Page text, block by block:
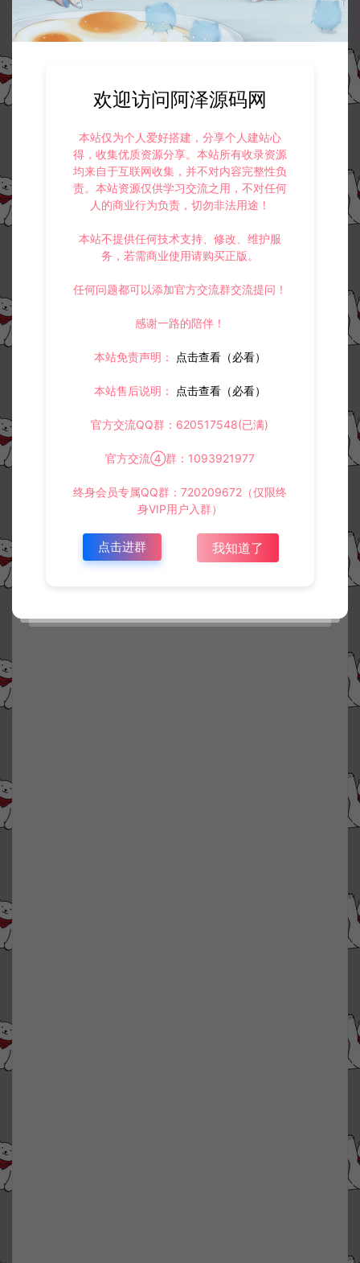
欢迎访问阿泽源码网
本站仅为个人爱好搭建，分享个人建站心
得，收集优质资源分享。本站所有收录资源
均来自于互联网收集，并不对内容完整性负
责。本站资源仅供学习交流之用，不对任何
人的商业行为负责，切勿非法用途！
本站不提供任何技术支持、修改、维护服
务，若需商业使用请购买正版。
任何问题都可以添加官方交流群交流提问！
感谢一路的陪伴！
本站免责声明： 点击查看（必看）
本站售后说明： 点击查看（必看）
官方交流QQ群：620517548(已满)
官方交流④群：1093921977
终身会员专属QQ群：720209672（仅限终
身VIP用户入群）
点击进群 我知道了